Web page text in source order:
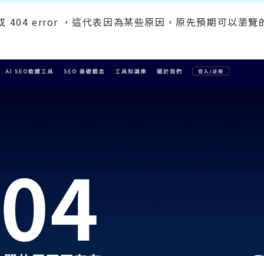
404 error ，這代表因為某些原因，原先預期可以瀏覽